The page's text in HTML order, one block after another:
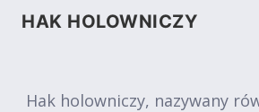
HAK HOLOWNICZY
Hak holowniczy, nazywany